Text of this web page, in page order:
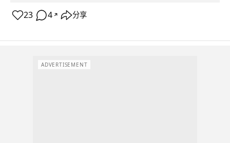
23 4 ↗ 分享
ADVERTISEMENT